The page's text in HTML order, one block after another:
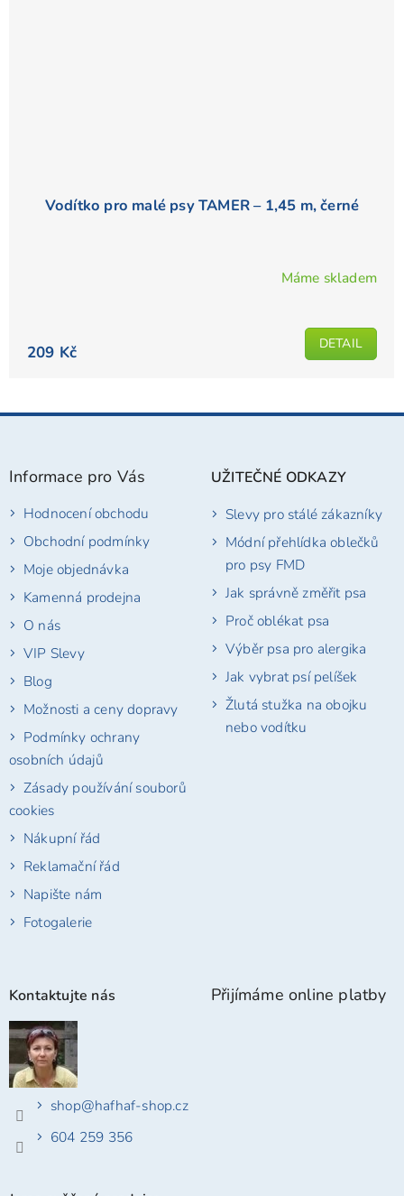
Vodítko pro malé psy TAMER – 1,45 m, černé
Máme skladem
209 Kč DETAIL
Z
Informace pro Vás
Hodnocení obchodu
Obchodní podmínky
Moje objednávka
Kamenná prodejna
O nás
VIP Slevy
Blog
Možnosti a ceny dopravy
Podmínky ochrany
osobních údajů
Zásady používání souborů
cookies
Nákupní řád
Reklamační řád
Napište nám
Fotogalerie
UŽITEČNÉ ODKAZY
Slevy pro stálé zákazníky
Módní přehlídka oblečků
pro psy FMD
Jak správně změřit psa
Proč oblékat psa
Výběr psa pro alergika
Jak vybrat psí pelíšek
Žlutá stužka na obojku
nebo vodítku
Kontaktujte nás
shop@hafhaf-shop.cz
604 259 356
Přijímáme online platby